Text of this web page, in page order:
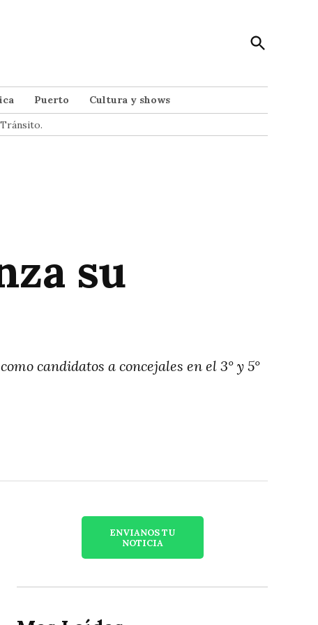
Open
Search
Puerto
Cultura y shows
su
candidatos a concejales en el 3° y 5°
ENVIANOS TU
NOTICIA